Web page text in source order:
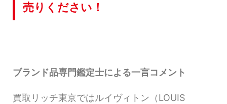
売りください！
ブランド品専門鑑定士による一言コメント
買取リッチ東京ではルイヴィトン（LOUIS